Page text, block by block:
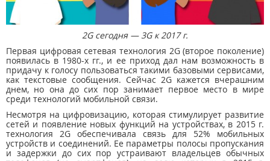
2G сегодня — 3G к 2017 г.
Первая цифровая сетевая технология 2G (второе поколение)
появилась в 1980-х гг., и ее приход дал нам возможность в
придачу к голосу пользоваться такими базовыми сервисами,
как текстовые сообщения. Сейчас 2G кажется вчерашним
днем, но она до сих пор занимает первое место в мире
среди технологий мобильной связи.
Несмотря на цифровизацию, которая стимулирует развитие
сетей и появление новых функций на устройствах, в 2015 г.
технология 2G обеспечивала связь для 52% мобильных
устройств и соединений. Ее параметры полосы пропускания
и задержки до сих пор устраивают владельцев обычных